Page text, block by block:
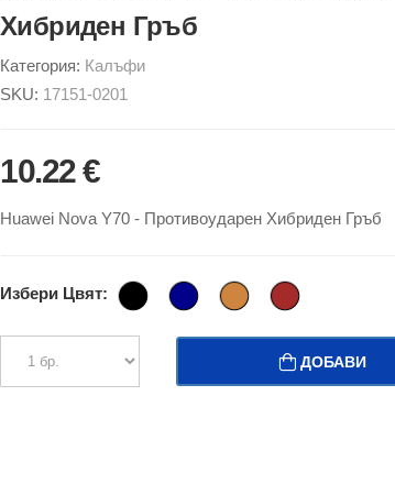
Хибриден Гръб
Категория: Калъфи
SKU: 17151-0201
10.22 €
Huawei Nova Y70 - Противоударен Хибриден Гръб
Избери Цвят:
ДОБАВИ